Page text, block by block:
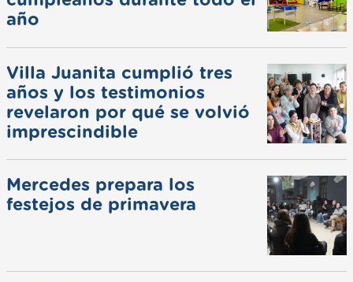
año
Villa Juanita cumplió tres
años y los testimonios
revelaron por qué se volvió
imprescindible
Mercedes prepara los
festejos de primavera